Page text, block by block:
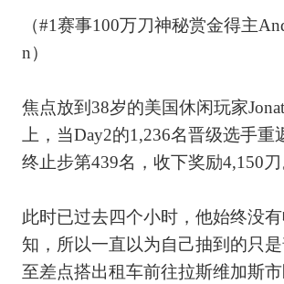
（#1赛事100万刀神秘赏金得主
n）
焦点放到38岁的美国休闲玩家
上，当Day2的1,236名晋级选手重
终止步第439名，收下奖励4,150刀
此时已过去四个小时，他始终没
知，所以一直以为自己抽到的只
至差点搭出租车前往拉斯维加斯市